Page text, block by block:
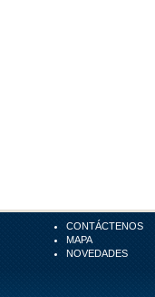
CONTÁCTENOS
MAPA
NOVEDADES